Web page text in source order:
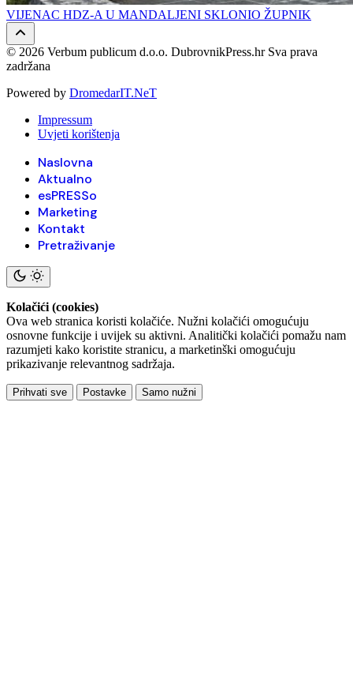
VIJENAC HDZ-A U MANDALJENI SKLONIO ŽUPNIK
© 2026 Verbum publicum d.o.o. DubrovnikPress.hr Sva prava
zadržana
Powered by DromedarIT.NeT
Impressum
Uvjeti korištenja
Naslovna
Aktualno
esPRESSo
Marketing
Kontakt
Pretraživanje
Kolačići (cookies)
Ova web stranica koristi kolačiće. Nužni kolačići omogućuju
osnovne funkcije i uvijek su aktivni. Analitički kolačići pomažu nam
razumjeti kako koristite stranicu, a marketinški omogućuju
prikazivanje relevantnog sadržaja.
Prihvati sve Postavke Samo nužni